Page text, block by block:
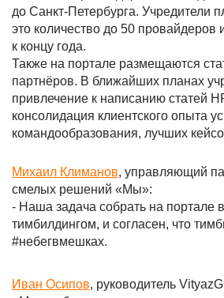
до Санкт-Петербурга. Учредители
это количество до 50
к концу года.
Также на портале размещаются
партнёров. В ближайших планах
привлечение к написанию статей
консолидация клиентского опыта
командообразования, лучших
Михаил Климанов, управляющий
смелых решений «Мы»:
- Наша задача собрать на портале
тимбилдингом, и согласен, что
#небегвмешках.
Иван Осипов, руководитель